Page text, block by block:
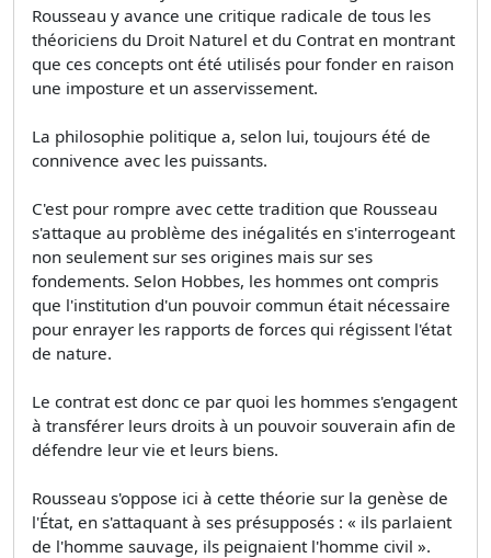
Rousseau y avance une critique radicale de tous les
théoriciens du Droit Naturel et du Contrat en montrant
que ces concepts ont été utilisés pour fonder en raison
une imposture et un asservissement.
La philosophie politique a, selon lui, toujours été de
connivence avec les puissants.
C'est pour rompre avec cette tradition que Rousseau
s'attaque au problème des inégalités en s'interrogeant
non seulement sur ses origines mais sur ses
fondements. Selon Hobbes, les hommes ont compris
que l'institution d'un pouvoir commun était nécessaire
pour enrayer les rapports de forces qui régissent l'état
de nature.
Le contrat est donc ce par quoi les hommes s'engagent
à transférer leurs droits à un pouvoir souverain afin de
défendre leur vie et leurs biens.
Rousseau s'oppose ici à cette théorie sur la genèse de
l'État, en s'attaquant à ses présupposés : « ils parlaient
de l'homme sauvage, ils peignaient l'homme civil ».